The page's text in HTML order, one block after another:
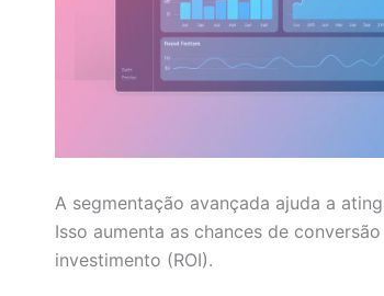
A segmentação avançada ajuda a
Isso aumenta as chances de
investimento (ROI).